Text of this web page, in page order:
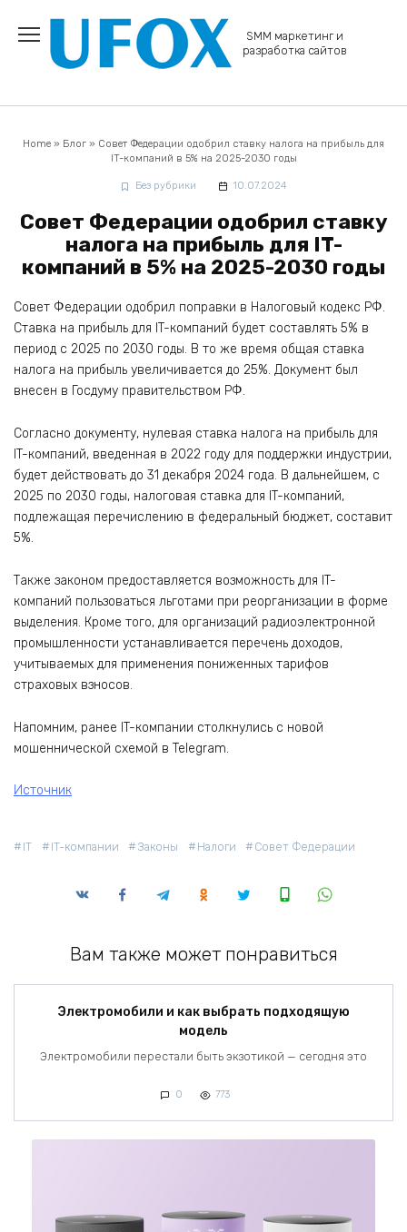
содержанию
SMM маркетинг и
разработка сайтов
Home » Блог » Совет Федерации одобрил ставку налога на прибыль для
IT-компаний в 5% на 2025-2030 годы
Без рубрики 10.07.2024
Совет Федерации одобрил ставку
налога на прибыль для IT-
компаний в 5% на 2025-2030 годы
Совет Федерации одобрил поправки в Налоговый кодекс РФ.
Ставка на прибыль для IT-компаний будет составлять 5% в
период с 2025 по 2030 годы. В то же время общая ставка
налога на прибыль увеличивается до 25%. Документ был
внесен в Госдуму правительством РФ.
Согласно документу, нулевая ставка налога на прибыль для
IT-компаний, введенная в 2022 году для поддержки индустрии,
будет действовать до 31 декабря 2024 года. В дальнейшем, с
2025 по 2030 годы, налоговая ставка для IT-компаний,
подлежащая перечислению в федеральный бюджет, составит
5%.
Также законом предоставляется возможность для IT-
компаний пользоваться льготами при реорганизации в форме
выделения. Кроме того, для организаций радиоэлектронной
промышленности устанавливается перечень доходов,
учитываемых для применения пониженных тарифов
страховых взносов.
Напомним, ранее IT-компании столкнулись с новой
мошеннической схемой в Telegram.
Источник
IT IT-компании Законы Налоги Совет Федерации
Вам также может понравиться
Электромобили и как выбрать подходящую
модель
Электромобили перестали быть экзотикой — сегодня это
0 773